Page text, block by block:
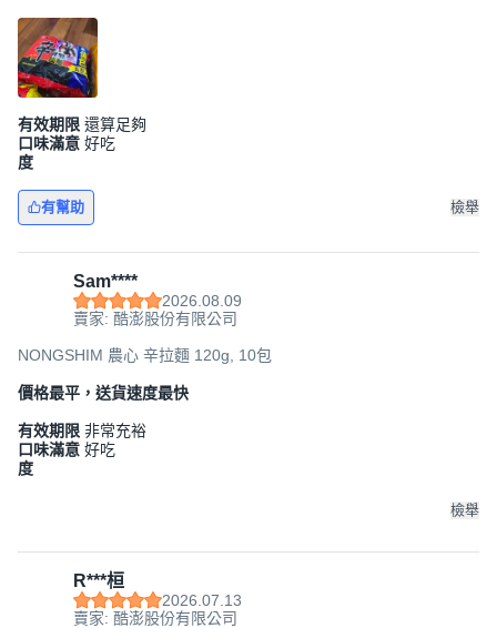
有效期限 還算足夠
口味滿意
度
好吃
有幫助 檢舉
Sam****
2026.08.09
賣家: 酷澎股份有限公司
NONGSHIM 農心 辛拉麵 120g, 10包
價格最平，送貨速度最快
有效期限 非常充裕
口味滿意
度
好吃
檢舉
R***桓
2026.07.13
賣家: 酷澎股份有限公司